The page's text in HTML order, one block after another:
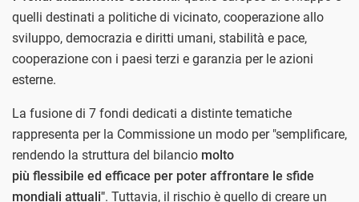
quelli destinati a politiche di vicinato, cooperazione allo
sviluppo, democrazia e diritti umani, stabilità e pace,
cooperazione con i paesi terzi e garanzia per le azioni
esterne.
La fusione di 7 fondi dedicati a distinte tematiche
rappresenta per la Commissione un modo per "semplificare,
rendendo la struttura del bilancio molto
più flessibile ed efficace per poter affrontare le sfide
mondiali attuali". Tuttavia, il rischio è quello di creare un